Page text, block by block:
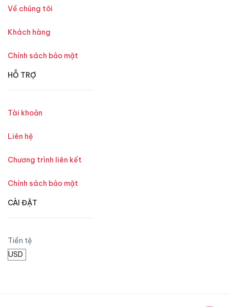
Về chúng tôi
Khách hàng
Chính sách bảo mật
HỖ TRỢ
Tài khoản
Liên hệ
Chương trình liên kết
Chính sách bảo mật
CÀI ĐẶT
Tiền tệ